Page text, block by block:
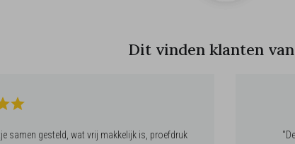
Dit vinden klanten
samen gesteld, wat vrij makkelijk is, proefdruk